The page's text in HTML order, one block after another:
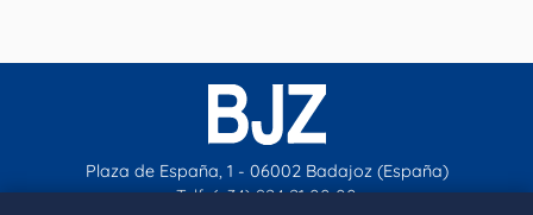
Plaza de España, 1 - 06002 Badajoz (España)
Telf. (+34) 924 21 00 00